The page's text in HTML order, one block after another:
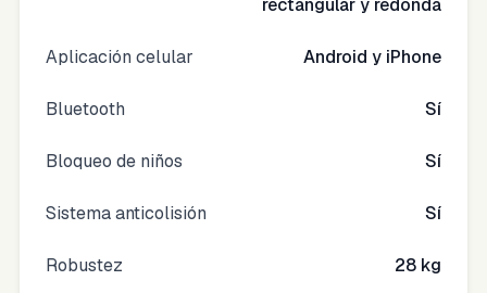
rectangular y redonda
Aplicación celular Android y iPhone
Bluetooth Sí
Bloqueo de niños Sí
Sistema anticolisión Sí
Robustez 28 kg